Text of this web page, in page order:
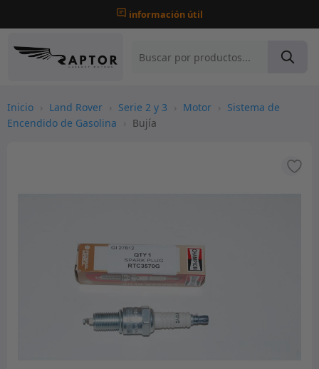
información útil
Inicio › Land Rover › Serie 2 y 3 › Motor › Sistema de
Encendido de Gasolina › Bujía